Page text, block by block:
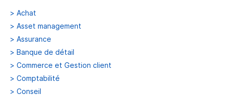
> Achat
> Asset management
> Assurance
> Banque de détail
> Commerce et Gestion client
> Comptabilité
> Conseil